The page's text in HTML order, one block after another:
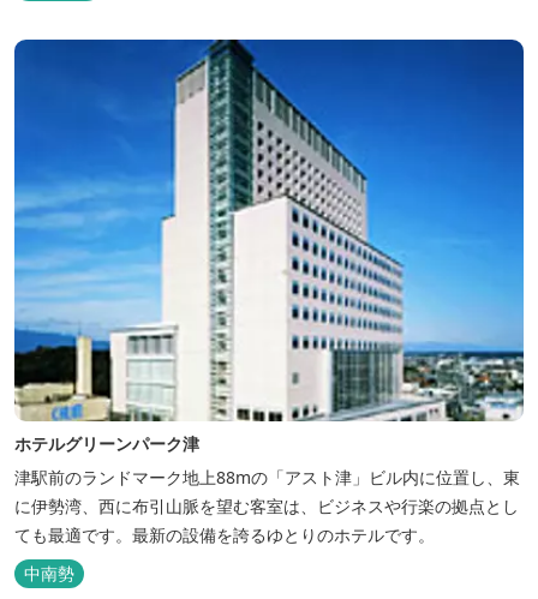
ホテルグリーンパーク津
津駅前のランドマーク地上88mの「アスト津」ビル内に位置し、東
に伊勢湾、西に布引山脈を望む客室は、ビジネスや行楽の拠点とし
ても最適です。最新の設備を誇るゆとりのホテルです。
中南勢